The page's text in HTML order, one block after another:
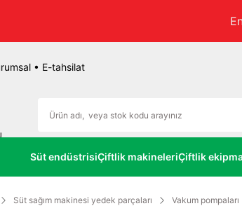
Havale
• E-tahsilat
Süt endüstrisiÇiftlik makineleriÇiftlik
Süt sağım makinesi yedek parçaları Vakum pompaları